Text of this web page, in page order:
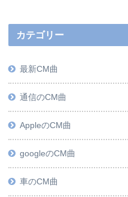
カテゴリー
最新CM曲
通信のCM曲
AppleのCM曲
googleのCM曲
車のCM曲